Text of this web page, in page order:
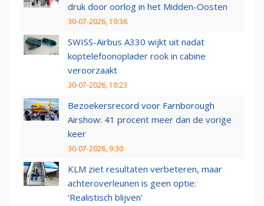
druk door oorlog in het Midden-Oosten
30-07-2026, 10:36
SWISS-Airbus A330 wijkt uit nadat
koptelefoonoplader rook in cabine
veroorzaakt
30-07-2026, 10:23
Bezoekersrecord voor Farnborough
Airshow: 41 procent meer dan de vorige
keer
30-07-2026, 9:30
KLM ziet resultaten verbeteren, maar
achteroverleunen is geen optie:
‘Realistisch blijven’